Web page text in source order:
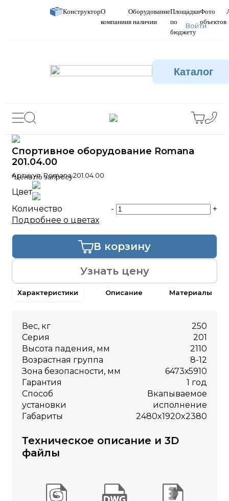
КонструкторО
компании
Оборудование
в наличии
Площадки
по
бюджету
Фото
объектов
Войти
Каталог
Характеристики Описание Материалы
Вес, кг
250
Серия
201
Высота падения, мм
2110
Возрастная группа
8-12
Зона безопасности, мм
6473х5910
Гарантия
1 год
Способ
установки
Вкапываемое
исполнение
Габариты
2480x1920x2380
Техническое описание и 3D
файлы
Спортивное оборудование Romana
201.04.00
Артикул: Romana 201.04.00
*Цена по запросу
Цвет
Количество
-
+
Подробнее о цветах
Узнать цену
В корзину